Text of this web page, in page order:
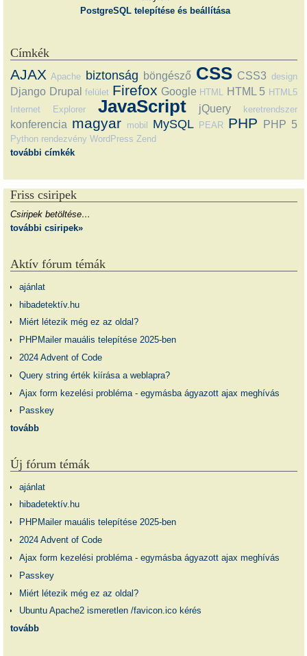
PostgreSQL telepítése és beállítása
Címkék
AJAX Apache biztonság böngésző CSS CSS3 design
Django Drupal felület Firefox Google HTML HTML 5 HTML5
Internet Explorer
JavaScript jQuery keretrendszer
konferencia magyar mobil MySQL PEAR PHP PHP 5
Python rendezvény WordPress Zend
további címkék
Friss csiripek
Csiripek betöltése…
további csiripek»
Aktív fórum témák
ajánlat
hibadetektív.hu
Miért létezik még ez az oldal?
PHPMailer mauális telepítése 2025-ben
2024 Advent of Code
Query string érték kiírása a weblapra?
Ajax form kezelési probléma - egymásba ágyazott ajax meghívás
Passkey
tovább
Új fórum témák
ajánlat
hibadetektív.hu
PHPMailer mauális telepítése 2025-ben
2024 Advent of Code
Ajax form kezelési probléma - egymásba ágyazott ajax meghívás
Passkey
Miért létezik még ez az oldal?
Ubuntu Apache2 ismeretlen /favicon.ico kérés
tovább